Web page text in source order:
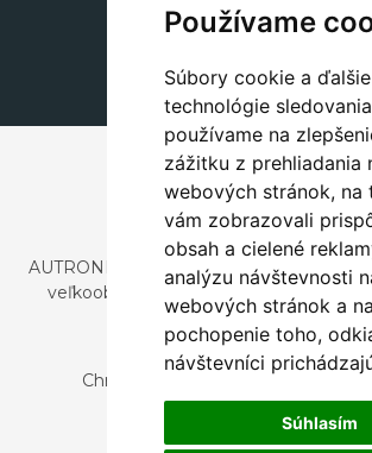
Používame
Súbory cookie a ďalšie
technológie sledovania
používame na
zážitku z prehliadania
webových stránok, na
vám zobrazovali
obsah a cielené
analýzu návštevnosti
webových stránok a na
pochopenie toho,
návštevníci
Súhlasím
+420 311 604 182
dekorace@autronic.cz
AUTRONIC, s.r.o. je spoločnosť
veľkoobchodným predajom
nábytku a dekorácií.
Česká republika
Chrustenice 270, 267 12 Loděnice
Slovensko
Nová 366, 032 02 Závažná